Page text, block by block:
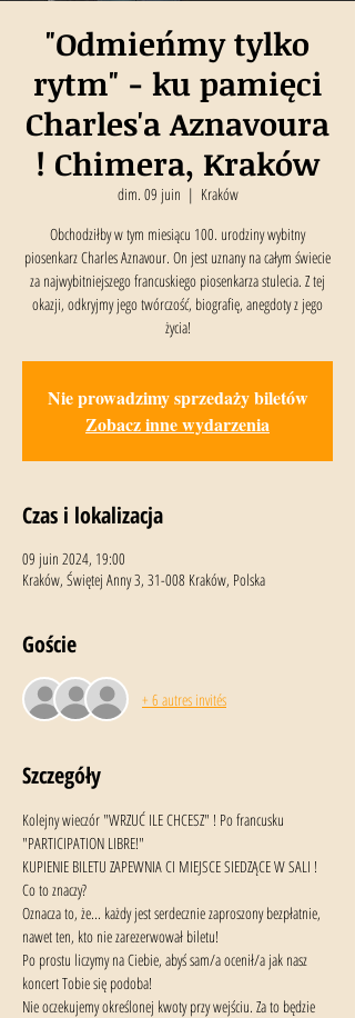
"Odmieńmy tylko
rytm" - ku pamięci
Charles'a Aznavoura
! Chimera, Kraków
dim. 09 juin
  |
Kraków
Obchodziłby w tym miesiącu 100. urodziny wybitny
piosenkarz Charles Aznavour. On jest uznany na całym świecie
za najwybitniejszego francuskiego piosenkarza stulecia. Z tej
okazji, odkryjmy jego twórczość, biografię, anegdoty z jego
życia!
Nie prowadzimy sprzedaży biletów
Zobacz inne wydarzenia
Czas i lokalizacja
09 juin 2024, 19:00
Kraków, Świętej Anny 3, 31-008 Kraków, Polska
Goście
+ 6 autres invités
Szczegóły
Kolejny wieczór "WRZUĆ ILE CHCESZ" ! Po francusku
"PARTICIPATION LIBRE!"
KUPIENIE BILETU ZAPEWNIA CI MIEJSCE SIEDZĄCE W SALI !
Co to znaczy?
Oznacza to, że... każdy jest serdecznie zaproszony bezpłatnie,
nawet ten, kto nie zarezerwował biletu!
Po prostu liczymy na Ciebie, abyś sam/a ocenił/a jak nasz
koncert Tobie się podoba!
Nie oczekujemy określonej kwoty przy wejściu. Za to będzie